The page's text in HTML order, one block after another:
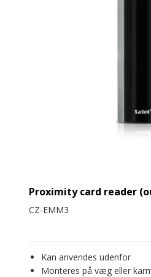
Proximity card reader
CZ-EMM3
Kan anvendes udenfor
Monteres på væg eller